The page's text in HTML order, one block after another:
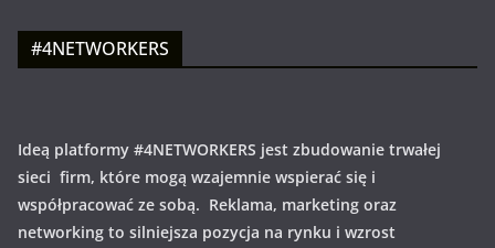
#4NETWORKERS
Ideą platformy #4NETWORKERS jest zbudowanie trwałej
sieci firm, które mogą wzajemnie wspierać się i
współpracować ze sobą. Reklama, marketing oraz
networking to silniejsza pozycja na rynku i wzrost